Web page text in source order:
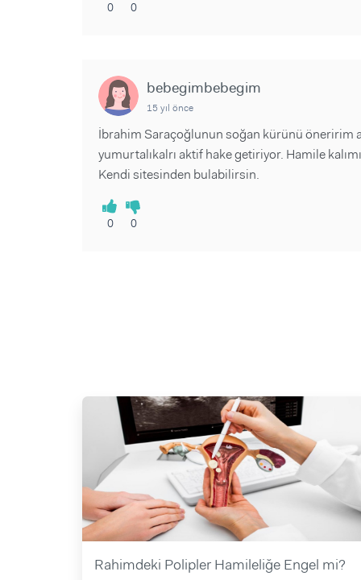
0 0
bebegimbebegim
15 yıl önce
İbrahim Saraçoğlunun soğan kürünü öneririm
yumurtalıkalrı aktif hake getiriyor. Hamile
Kendi sitesinden bulabilirsin.
0 0
Rahimdeki Polipler Hamileliğe Engel mi?